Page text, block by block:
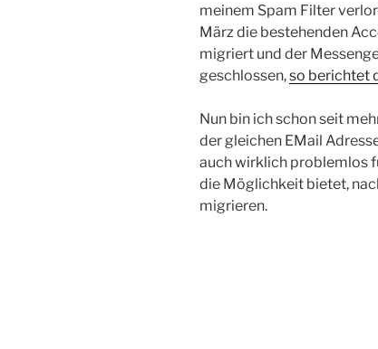
meinem Spam Filter
März die bestehenden
migriert und der
geschlossen,so berichtet
Nun bin ich schon seit
der gleichen EMail
auch wirklich problemlos
die Möglichkeit bietet,
migrieren.